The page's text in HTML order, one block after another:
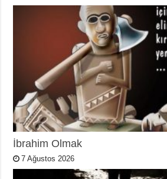
İbrahim Olmak
7 Ağustos 2026